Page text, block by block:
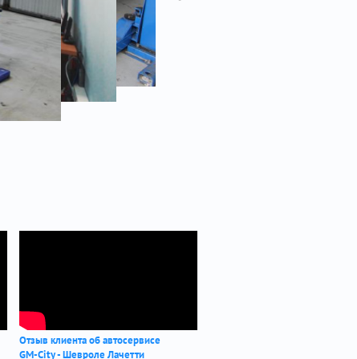
Отзыв клиента об автосервисе
GM-City - Шевроле Лачетти